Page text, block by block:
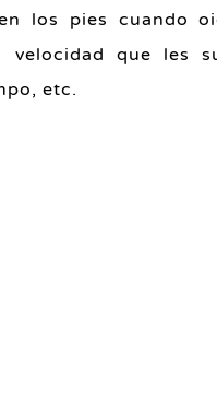
los pies cuando
que les
etc.